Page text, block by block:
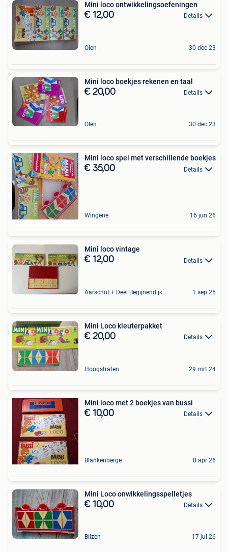
Mini loco ontwikkelingsoefeningen
€ 12,00 Details
Olen 30 dec 23
Mini loco boekjes rekenen en taal
€ 20,00 Details
Olen 30 dec 23
Mini loco spel met verschillende boekjes
€ 35,00 Details
Wingene 16 jun 26
Mini loco vintage
€ 12,00 Details
Aarschot + Deel Begijnendijk 1 sep 25
Mini Loco kleuterpakket
€ 20,00 Details
Hoogstraten 29 mrt 24
Mini loco met 2 boekjes van bussi
€ 10,00 Details
Blankenberge 8 apr 26
Mini Loco onwikkelingsspelletjes
€ 10,00 Details
Bilzen 17 jul 26